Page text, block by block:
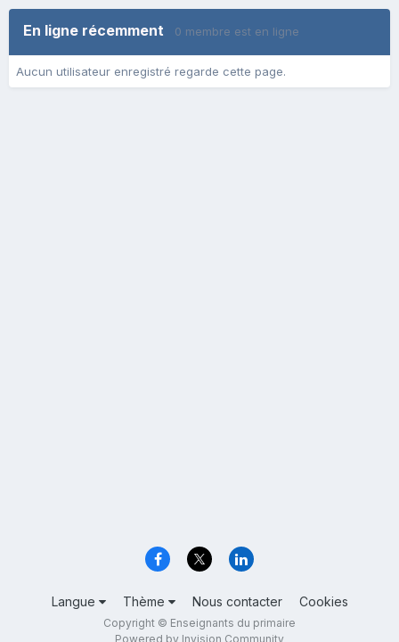
En ligne récemment 0 membre est en ligne
Aucun utilisateur enregistré regarde cette page.
Langue Thème Nous contacter Cookies
Copyright © Enseignants du primaire
Powered by Invision Community